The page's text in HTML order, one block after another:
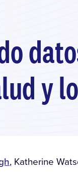
y
, Katherine